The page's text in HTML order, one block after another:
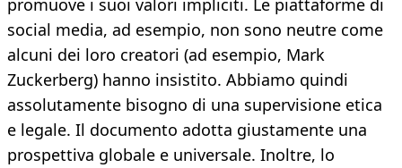
promuove i suoi valori impliciti. Le piattaforme di
social media, ad esempio, non sono neutre come
alcuni dei loro creatori (ad esempio, Mark
Zuckerberg) hanno insistito. Abbiamo quindi
assolutamente bisogno di una supervisione etica
e legale. Il documento adotta giustamente una
prospettiva globale e universale. Inoltre, lo